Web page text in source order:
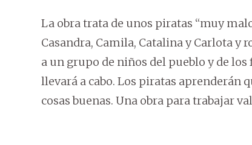
La obra trata de unos piratas “muy
Casandra, Camila, Catalina y Carlota y
a un grupo de niños del pueblo y de
llevará a cabo. Los piratas aprenderán
cosas buenas. Una obra para trabajar